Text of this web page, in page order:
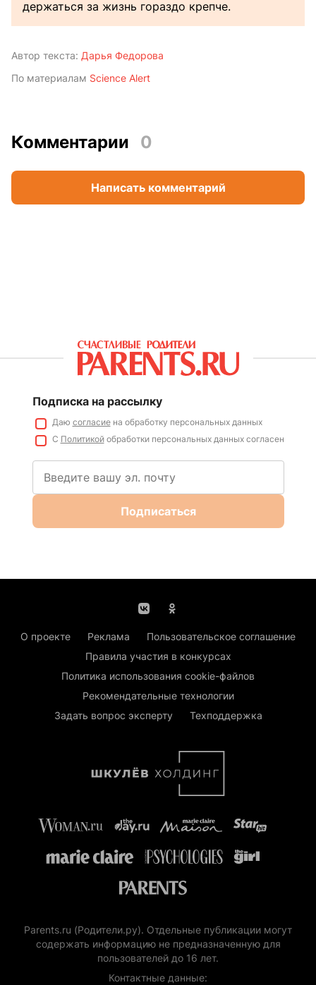
держаться за жизнь гораздо крепче.
Автор текста: Дарья Федорова
По материалам Science Alert
Комментарии 0
Написать комментарий
Подписка на рассылку
Даю согласиена обработку персональных данных
С Политикойобработки персональных данных согласен
Подписаться
О проекте Реклама
Пользовательское соглашение
Правила участия в конкурсах
Политика использования cookie-файлов
Рекомендательные технологии
Задать вопрос эксперту
Техподдержка
Parents.ru (Родители.ру). Отдельные публикации могут
содержать информацию не предназначенную для
пользователей до 16 лет.
Контактные данные: